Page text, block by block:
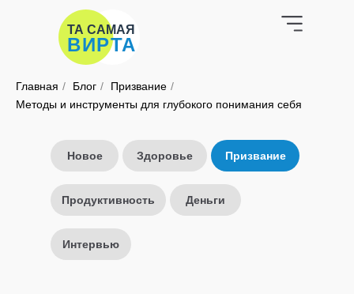
ТА САМАЯ
ВИРТА
Главная / Блог / Призвание /
Методы и инструменты для глубокого понимания себя
Новое Призвание
Продуктивность
Здоровье
Деньги
Интервью